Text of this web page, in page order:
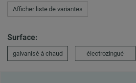
Afficher liste de variantes
Surface:
galvanisé à chaud électrozingué